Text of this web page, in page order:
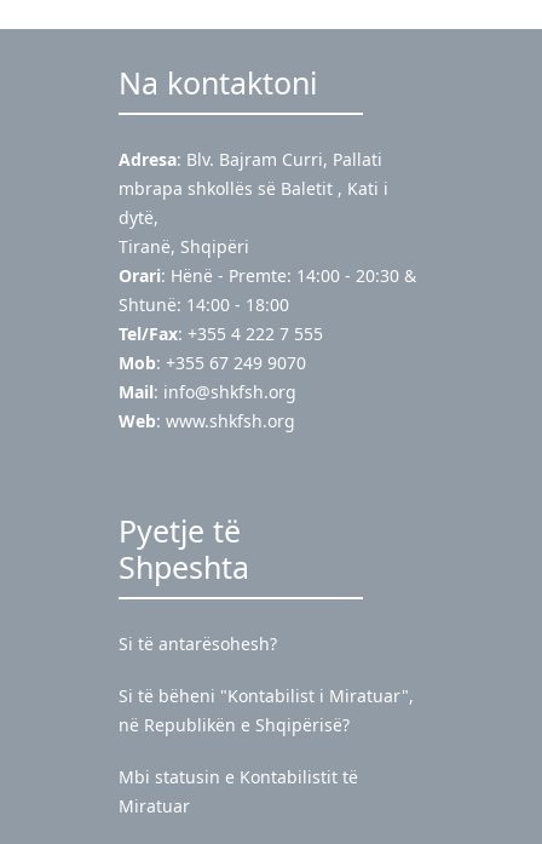
Na kontaktoni
Adresa: Blv. Bajram Curri, Pallati
mbrapa shkollës së Baletit , Kati i
dytë,
Tiranë, Shqipëri
Orari: Hënë - Premte: 14:00 - 20:30 &
Shtunë: 14:00 - 18:00
Tel/Fax: +355 4 222 7 555
Mob: +355 67 249 9070
Mail: info@shkfsh.org
Web: www.shkfsh.org
Pyetje të
Shpeshta
Si të antarësohesh?
Si të bëheni "Kontabilist i Miratuar",
në Republikën e Shqipërisë?
Mbi statusin e Kontabilistit të
Miratuar